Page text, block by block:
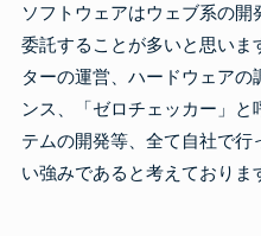
ソフトウェアはウェブ系の
委託することが多いと思いま
ターの運営、ハードウェア
ンス、「ゼロチェッカー」
テムの開発等、全て自社で
い強みであると考えておりま